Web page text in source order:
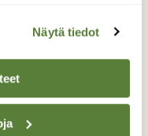
Näytä tiedot
20.5.2026